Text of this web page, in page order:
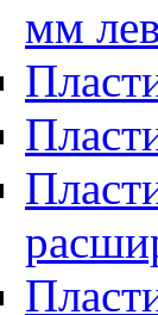
мм